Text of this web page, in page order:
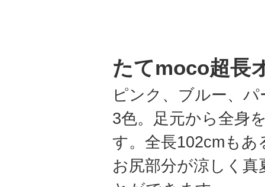
たてmoco超長
ピンク、ブルー、
3色。足元から全身
す。全長102cmも
お尻部分が涼しく